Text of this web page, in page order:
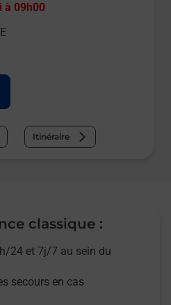
à 09h00
Itinéraire
classique :
24 et 7j/7 au sein du
secours en cas